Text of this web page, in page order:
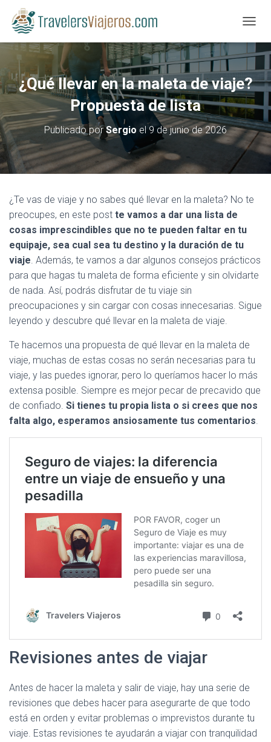
¿Qué llevar en la maleta de viaje?
Propuesta de lista
Publicado porSergio el9 de junio de 2026
¿Te vas de viaje y no sabes qué llevar en la maleta? No te
preocupes, en este post te vamos a dar una lista de
cosas imprescindibles que no te pueden faltar en tu
equipaje, sea cual sea tu destino y la duración de tu
viaje. Además, te vamos a dar algunos consejos prácticos
para que hagas tu maleta de forma eficiente y sin olvidarte
de nada. Así, podrás disfrutar de tu viaje sin
preocupaciones y sin cargar con cosas innecesarias. Sigue
leyendo y descubre qué llevar en la maleta de viaje.
Te hacemos una propuesta de qué llevar en la maleta de
viaje, muchas de estas cosas no serán necesarias para tu
viaje, y las puedes ignorar, pero lo queríamos hacer lo más
extensa posible. Siempre es mejor pecar de precavido que
de confiado. Si tienes tu propia lista o si crees que nos
falta algo, esperamos ansiosamente tus comentarios.
Revisiones antes de viajar
Antes de hacer la maleta y salir de viaje, hay una serie de
revisiones que debes hacer para asegurarte de que todo
está en orden y evitar problemas o imprevistos durante tu
viaje. Estas revisiones te ayudarán a viajar con tranquilidad